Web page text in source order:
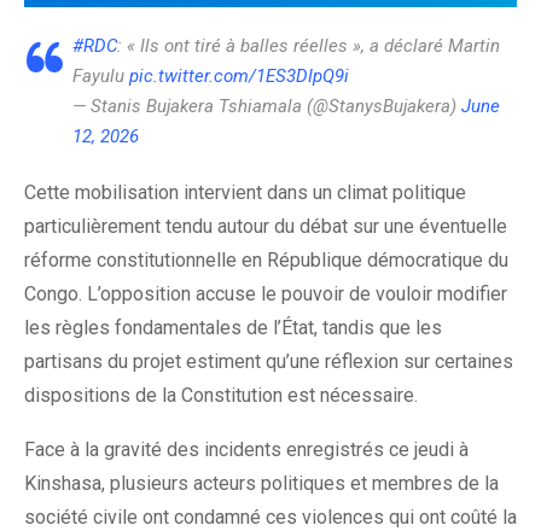
#RDC: « Ils ont tiré à balles réelles », a déclaré Martin
Fayulu pic.twitter.com/1ES3DIpQ9i
— Stanis Bujakera Tshiamala (@StanysBujakera) June
12, 2026
Cette mobilisation intervient dans un climat politique
particulièrement tendu autour du débat sur une éventuelle
réforme constitutionnelle en République démocratique du
Congo. L’opposition accuse le pouvoir de vouloir modifier
les règles fondamentales de l’État, tandis que les
partisans du projet estiment qu’une réflexion sur certaines
dispositions de la Constitution est nécessaire.
Face à la gravité des incidents enregistrés ce jeudi à
Kinshasa, plusieurs acteurs politiques et membres de la
société civile ont condamné ces violences qui ont coûté la